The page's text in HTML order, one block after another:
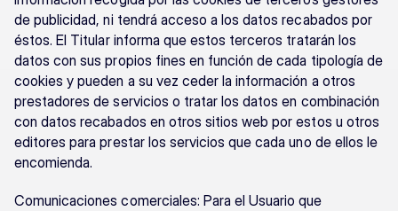
de publicidad, ni tendrá acceso a los datos recabados por
éstos. El Titular informa que estos terceros tratarán los
datos con sus propios fines en función de cada tipología de
cookies y pueden a su vez ceder la información a otros
prestadores de servicios o tratar los datos en combinación
con datos recabados en otros sitios web por estos u otros
editores para prestar los servicios que cada uno de ellos le
encomienda.
Comunicaciones comerciales: Para el Usuario que